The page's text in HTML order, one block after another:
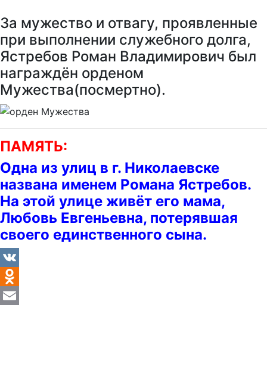
За мужество и отвагу, проявленные
при выполнении служебного долга,
Ястребов Роман Владимирович был
награждён орденом
Мужества(посмертно).
ПАМЯТЬ:
Одна из улиц в г. Николаевске
названа именем Романа Ястребов.
На этой улице живёт его мама,
Любовь Евгеньевна, потерявшая
своего единственного сына.
VK
Odnoklassniki